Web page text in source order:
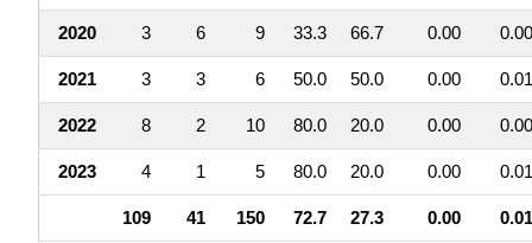
2020 3 6 9 33.3 66.7 0.00 0.00
2021 3 3 6 50.0 50.0 0.00 0.01
2022 8 2 10 80.0 20.0 0.00 0.00
2023 4 1 5 80.0 20.0 0.00 0.01
109 41 150 72.7 27.3 0.00
0.01